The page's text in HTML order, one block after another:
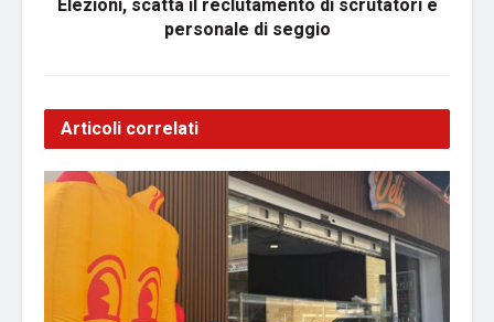
personale di seggio
Articoli correlati